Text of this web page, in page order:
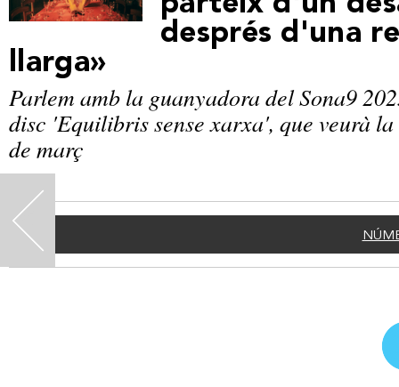
<
després d'una
llarga»
Parlem amb la guanyadora del Sona9
disc 'Equilibris sense xarxa', que veurà
de març